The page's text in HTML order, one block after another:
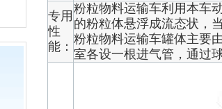
专用
性
能：
粉粒物料运输车利用本车
的粉粒体悬浮成流态状，
粉粒物料运输车罐体主要
室各设一根进气管，通过